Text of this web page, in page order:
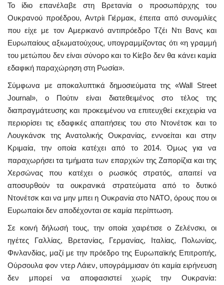
Το ίδιο επανέλαβε στη Βρετανία ο προσωπάρχης του
Ουκρανού προέδρου, Αντρίι Γιέρμακ, έπειτα από συνομιλίες
που είχε με τον Αμερικανό αντιπρόεδρο Τζέι Ντι Βανς και
Ευρωπαίους αξιωματούχους, υπογραμμίζοντας ότι «η γραμμή
του μετώπου δεν είναι σύνορο και το Κίεβο δεν θα κάνει καμία
εδαφική παραχώρηση στη Ρωσία».
Σύμφωνα με αποκαλυπτικά δημοσιεύματα της «Wall Street
Journal», o Πούτιν είναι διατεθειμένος στο τέλος της
διαπραγμάτευσης και προκειμένου να επιτευχθεί εκεχειρία να
περιορίσει τις εδαφικές απαιτήσεις του στο Ντονέτσκ και το
Λουγκάνσκ της Ανατολικής Ουκρανίας, εννοείται και στην
Κριμαία, την οποία κατέχει από το 2014. Όμως για να
παραχωρήσει τα τμήματα των επαρχιών της Ζαπορίζια και της
Χερσώνας που κατέχει ο ρωσικός στρατός, απαιτεί να
αποσυρθούν τα ουκρανικά στρατεύματα από το δυτικό
Ντονέτσκ και να μην μπει η Ουκρανία στο ΝΑΤΟ, όρους που οι
Ευρωπαίοι δεν αποδέχονται σε καμία περίπτωση.
Σε κοινή δήλωσή τους, την οποία χαιρέτισε ο Ζελένσκι, οι
ηγέτες Γαλλίας, Βρετανίας, Γερμανίας, Ιταλίας, Πολωνίας,
Φινλανδίας, μαζί με την πρόεδρο της Ευρωπαϊκής Επιτροπής,
Ούρσουλα φον ντερ Λάιεν, υπογράμμισαν ότι καμία ειρήνευση
δεν μπορεί να αποφασιστεί χωρίς την Ουκρανία: